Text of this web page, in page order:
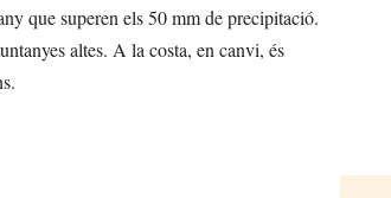
que superen els 50 mm de precipitació.
altes. A la costa, en canvi, és